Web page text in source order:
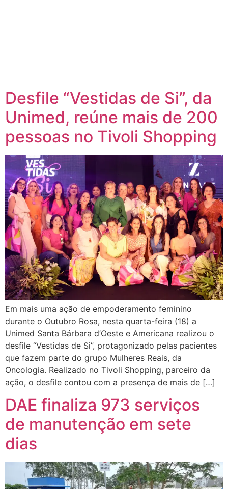
Desfile “Vestidas de Si”, da
Unimed, reúne mais de 200
pessoas no Tivoli Shopping
Em mais uma ação de empoderamento feminino
durante o Outubro Rosa, nesta quarta-feira (18) a
Unimed Santa Bárbara d’Oeste e Americana realizou o
desfile “Vestidas de Si”, protagonizado pelas pacientes
que fazem parte do grupo Mulheres Reais, da
Oncologia. Realizado no Tivoli Shopping, parceiro da
ação, o desfile contou com a presença de mais de […]
DAE finaliza 973 serviços
de manutenção em sete
dias